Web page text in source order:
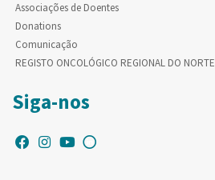
Associações de Doentes
Donations
Comunicação
REGISTO ONCOLÓGICO REGIONAL DO NORTE
Siga-nos